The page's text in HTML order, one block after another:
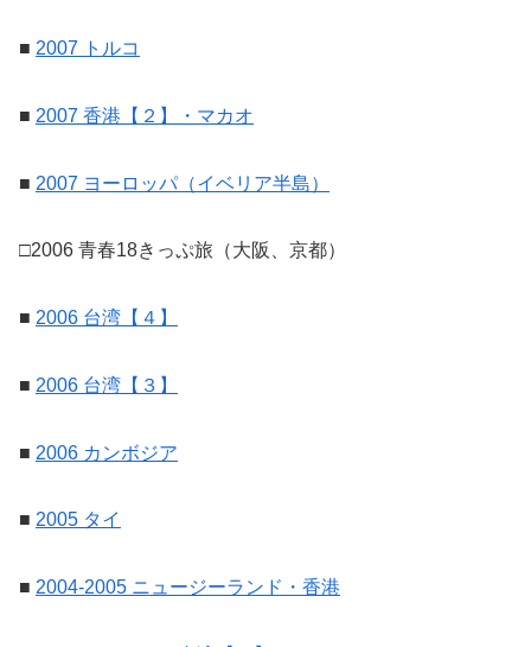
■ 2007 トルコ
■ 2007 香港【２】・マカオ
■ 2007 ヨーロッパ（イベリア半島）
□2006 青春18きっぷ旅（大阪、京都）
■ 2006 台湾【４】
■ 2006 台湾【３】
■ 2006 カンボジア
■ 2005 タイ
■ 2004-2005 ニュージーランド・香港